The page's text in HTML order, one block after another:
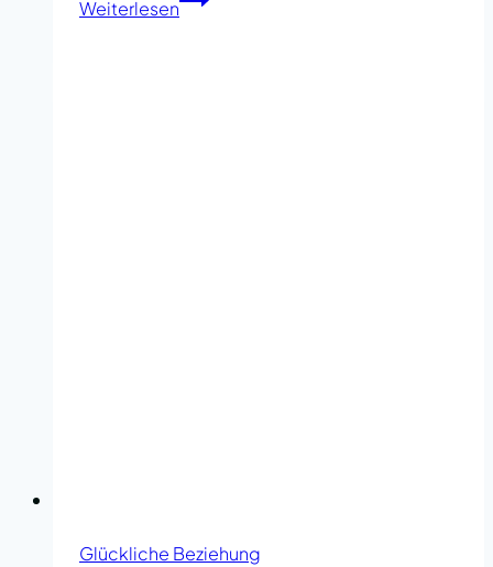
Weiterlesen
und
Glückliche Beziehung